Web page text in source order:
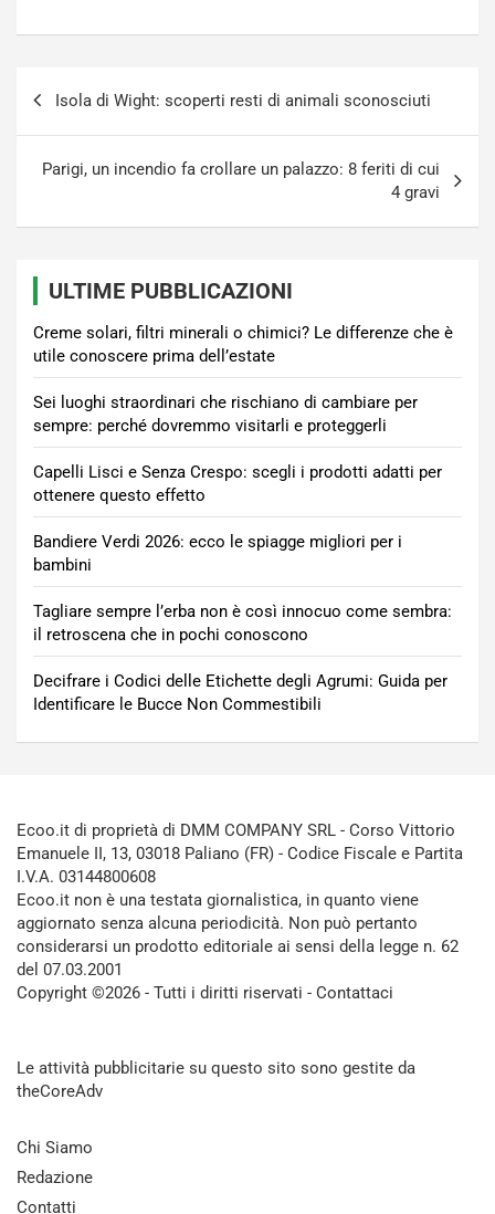
Isola di Wight: scoperti resti di animali sconosciuti
Parigi, un incendio fa crollare un palazzo: 8 feriti di cui
4 gravi
ULTIME PUBBLICAZIONI
Creme solari, filtri minerali o chimici? Le differenze che è
utile conoscere prima dell’estate
Sei luoghi straordinari che rischiano di cambiare per
sempre: perché dovremmo visitarli e proteggerli
Capelli Lisci e Senza Crespo: scegli i prodotti adatti per
ottenere questo effetto
Bandiere Verdi 2026: ecco le spiagge migliori per i
bambini
Tagliare sempre l’erba non è così innocuo come sembra:
il retroscena che in pochi conoscono
Decifrare i Codici delle Etichette degli Agrumi: Guida per
Identificare le Bucce Non Commestibili
Ecoo.it di proprietà di DMM COMPANY SRL - Corso Vittorio
Emanuele II, 13, 03018 Paliano (FR) - Codice Fiscale e Partita
I.V.A. 03144800608
Ecoo.it non è una testata giornalistica, in quanto viene
aggiornato senza alcuna periodicità. Non può pertanto
considerarsi un prodotto editoriale ai sensi della legge n. 62
del 07.03.2001
Copyright ©2026 - Tutti i diritti riservati - Contattaci
Le attività pubblicitarie su questo sito sono gestite da
theCoreAdv
Chi Siamo
Redazione
Contatti